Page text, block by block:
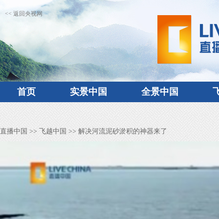
<< 返回央视网
首页 实景中国 全景中国
直播中国 >> 飞越中国 >> 解决河流泥砂淤积的神器来了